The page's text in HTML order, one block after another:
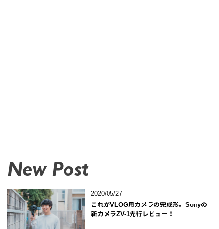
New Post
2020/05/27
これがVLOG用カメラの完成形。Sonyの
新カメラZV-1先行レビュー！